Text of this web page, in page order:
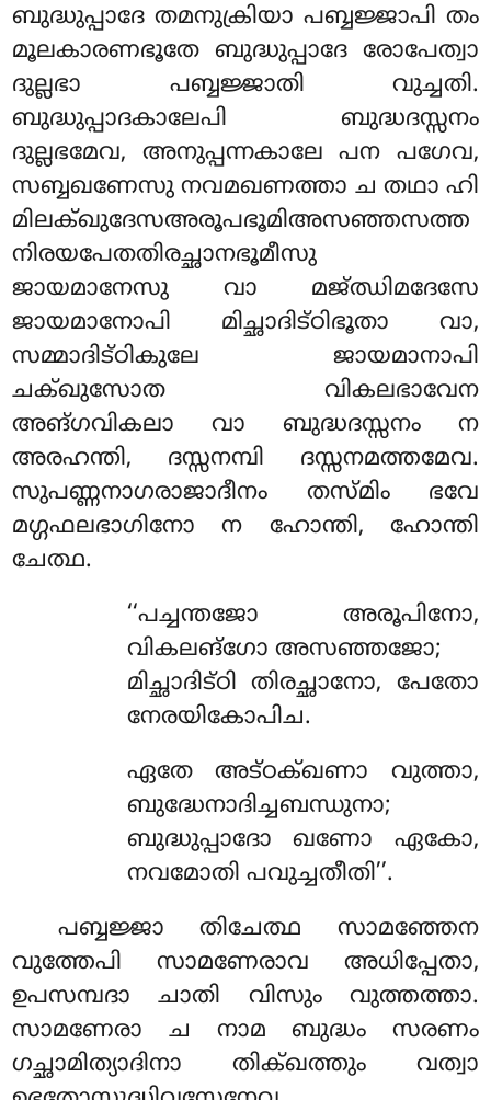
ബുദ്ധുപ്പാദേ തമനുക്രിയാ പബ്ബജ്ജാപി തം
മൂലകാരണഭൂതേ ബുദ്ധുപ്പാദേ രോപേത്വാ
ദുല്ലഭാ പബ്ബജ്ജാതി വുച്ചതി.
ബുദ്ധുപ്പാദകാലേപി ബുദ്ധദസ്സനം
ദുല്ലഭമേവ, അനുപ്പന്നകാലേ പന പഗേവ,
സബ്ബഖണേസു നവമഖണത്താ ച തഥാ ഹി
മിലക്ഖുദേസഅരൂപഭൂമിഅസഞ്ഞസത്ത
നിരയപേതതിരച്ഛാനഭൂമീസു
ജായമാനേസു വാ മജ്ഝിമദേസേ
ജായമാനോപി മിച്ഛാദിട്ഠിഭൂതാ വാ,
സമ്മാദിട്ഠികുലേ ജായമാനാപി
ചക്ഖുസോത വികലഭാവേന
അങ്ഗവികലാ വാ ബുദ്ധദസ്സനം ന
അരഹന്തി, ദസ്സനമ്പി ദസ്സനമത്തമേവ.
സുപണ്ണനാഗരാജാദീനം തസ്മിം ഭവേ
മഗ്ഗഫലഭാഗിനോ ന ഹോന്തി, ഹോന്തി
ചേത്ഥ.
‘‘പച്ചന്തജോ അരൂപിനോ,
വികലങ്ഗോ അസഞ്ഞജോ;
മിച്ഛാദിട്ഠി തിരച്ഛാനോ, പേതോ
നേരയികോപിച.
ഏതേ അട്ഠക്ഖണാ വുത്താ,
ബുദ്ധേനാദിച്ചബന്ധുനാ;
ബുദ്ധുപ്പാദോ ഖണോ ഏകോ,
നവമോതി പവുച്ചതീതി’’.
പബ്ബജ്ജാ തിചേത്ഥ സാമഞ്ഞേന
വുത്തേപി സാമണേരാവ അധിപ്പേതാ,
ഉപസമ്പദാ ചാതി വിസും വുത്തത്താ.
സാമണേരാ ച നാമ ബുദ്ധം സരണം
ഗച്ഛാമിത്യാദിനാ തിക്ഖത്തും വത്വാ